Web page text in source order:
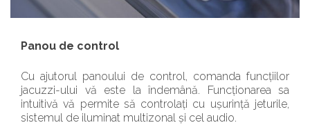
Panou de control
Cu ajutorul panoului de control, comanda funcțiilor
jacuzzi-ului vă este la îndemână. Funcționarea sa
intuitivă vă permite să controlați cu ușurință jeturile,
sistemul de iluminat multizonal și cel audio.